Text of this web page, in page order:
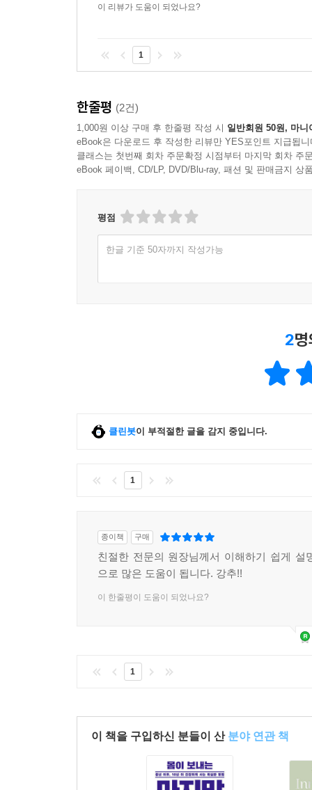
이 리뷰가 도움이 되었나요?
1
한줄평 (2건)
1,000원 이상 구매 후 한줄평 작성 시 일반회원 50원, 마니
eBook은 다운로드 후 작성한 리뷰만 YES포인트 지급됩니
클래스는 첫번째 회차 주문확정 시점부터 마지막 회차 주
eBook 페이백, CD/LP, DVD/Blu-ray, 패션 및 판매금지 상
평점
한글 기준 50자까지 작성가능
2
클린봇이 부적절한 글을 감지 중입니다.
1
종이책 구매
친절한 전문의 원장님께서 이해하기 쉽게 설
으로 많은 도움이 됩니다. 강추!!
이 한줄평이 도움이 되었나요?
1
이 책을 구입하신 분들이 산 분야 연관 책